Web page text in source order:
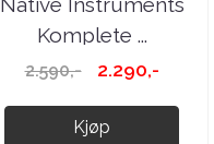
Komplete ...
2.590,- 2.290,-
Kjøp